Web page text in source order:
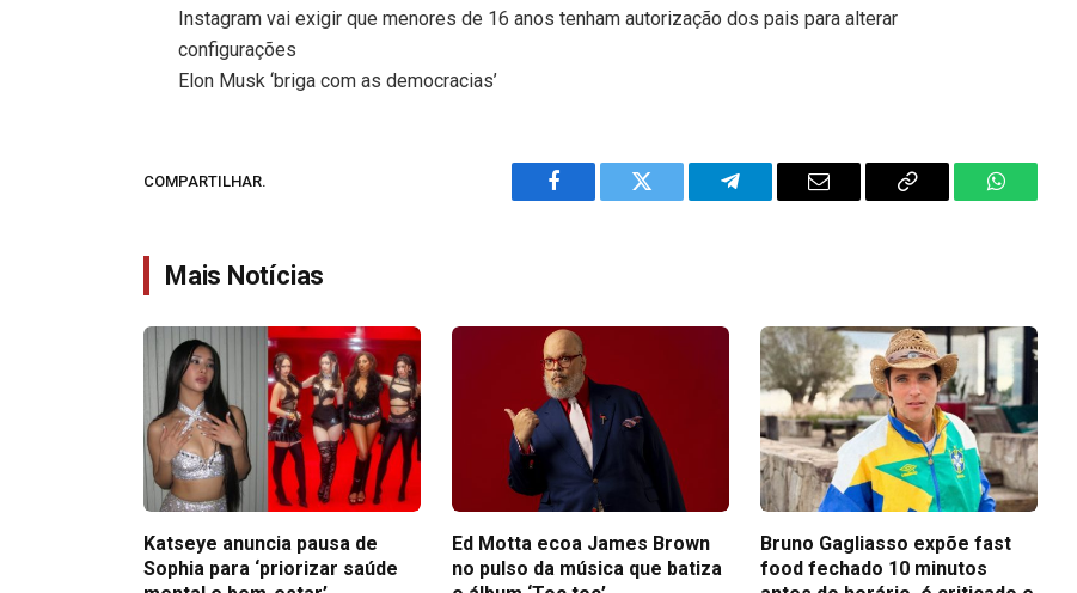
Instagram vai exigir que menores de 16 anos tenham autorização dos pais para alterar
configurações
Elon Musk ‘briga com as democracias’
COMPARTILHAR.
Facebook Twitter Telegram Email
Copy
WhatsApp
Mais Notícias
Katseye anuncia pausa de
Sophia para ‘priorizar saúde
Ed Motta ecoa James Brown
no pulso da música que batiza
Bruno Gagliasso expõe fast
food fechado 10 minutos